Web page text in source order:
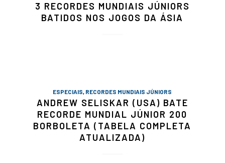
3 RECORDES MUNDIAIS JÚNIORS
BATIDOS NOS JOGOS DA ÁSIA
ESPECIAIS, RECORDES MUNDIAIS JÚNIORS
ANDREW SELISKAR (USA) BATE
RECORDE MUNDIAL JÚNIOR 200
BORBOLETA (TABELA COMPLETA
ATUALIZADA)